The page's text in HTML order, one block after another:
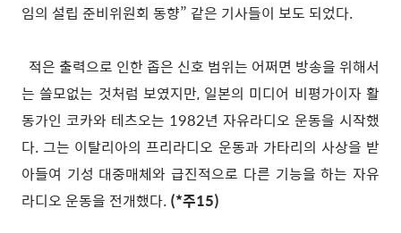
임의 설립 준비위원회 동향” 같은 기사들이 보도 되었다.
적은 출력으로 인한 좁은 신호 범위는 어쩌면 방송을 위해서
는 쓸모없는 것처럼 보였지만, 일본의 미디어 비평가이자 활
동가인 코카와 테츠오는 1982년 자유라디오 운동을 시작했
다. 그는 이탈리아의 프리라디오 운동과 가타리의 사상을 받
아들여 기성 대중매체와 급진적으로 다른 기능을 하는 자유
라디오 운동을 전개했다. (*주15)